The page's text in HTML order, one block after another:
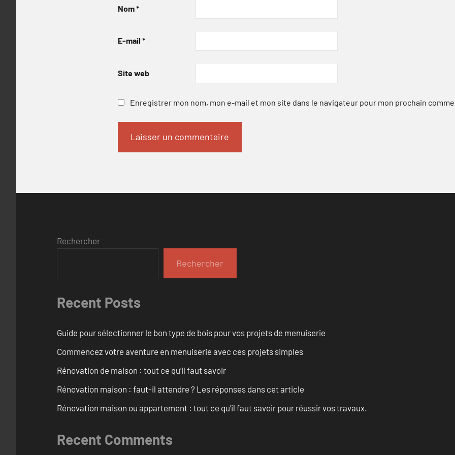
Nom*
E-mail *
Site web
Enregistrer mon nom, mon e-mail et mon site dans le navigateur pour mon prochain
Rechercher
Rechercher
Recent Posts
Guide pour sélectionner le bon type de bois pour vos projets de menuiserie
Commencez votre aventure en menuiserie avec ces projets simples
Rénovation de maison : tout ce qu’il faut savoir
Rénovation maison : faut-il attendre ? Les réponses dans cet article
Rénovation maison ou appartement : tout ce qu’il faut savoir pour réussir vos travaux.
Recent Comments